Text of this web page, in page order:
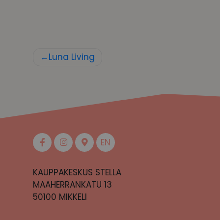
Artikkelien
Luna Living
EN
KAUPPAKESKUS STELLA
MAAHERRANKATU 13
50100 MIKKELI